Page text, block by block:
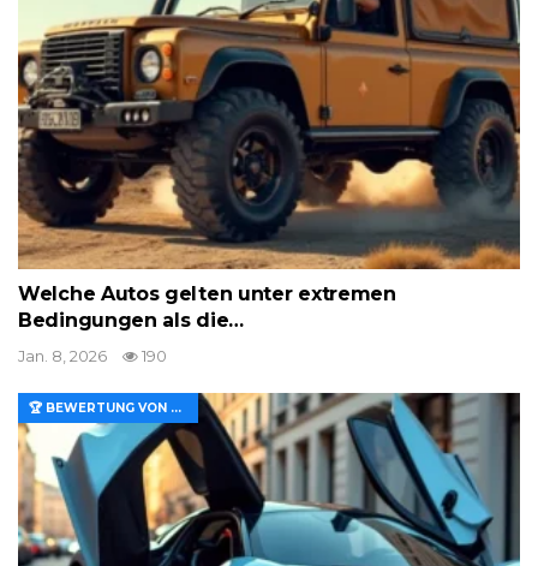
Welche Autos gelten unter extremen
Bedingungen als die…
Jan. 8, 2026 190
🏆 BEWERTUNG VON MERKMALEN UND WERT